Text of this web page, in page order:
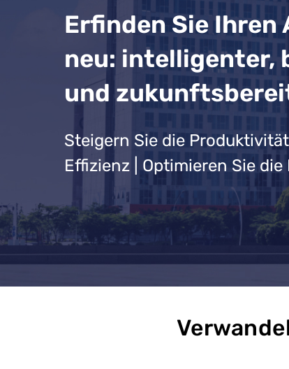
Erfinden Sie
neu: intelligenter,
und
Steigern Sie die
Effizienz | Optimieren Sie